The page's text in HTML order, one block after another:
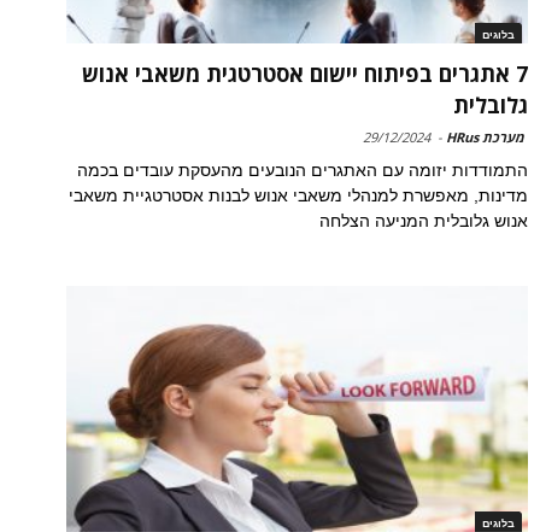
בלוגים
7 אתגרים בפיתוח יישום אסטרטגית משאבי אנוש
גלובלית
מערכת HRus -
29/12/2024
התמודדות יזומה עם האתגרים הנובעים מהעסקת עובדים בכמה
מדינות, מאפשרת למנהלי משאבי אנוש לבנות אסטרטגיית משאבי
אנוש גלובלית המניעה הצלחה
בלוגים